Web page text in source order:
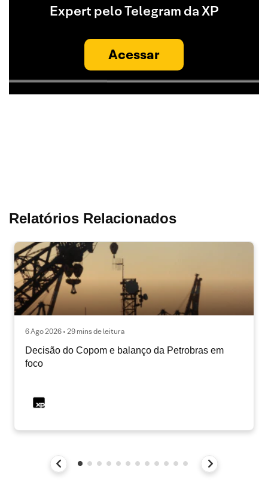
Expert pelo Telegram da XP
Acessar
Relatórios Relacionados
6 Ago 2026 • 29 mins de leitura
Decisão do Copom e balanço da Petrobras em
foco